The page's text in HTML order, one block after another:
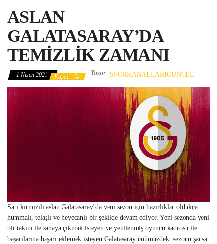
ASLAN
GALATASARAY’DA
TEMİZLİK ZAMANI
1 Nisan 2021 Kapalı Yazar: SPORKANALLARIGUNCEL
Sarı kırmızılı aslan Galatasaray’da yeni sezon için hazırlıklar oldukça
hummalı, telaşlı ve heyecanlı bir şekilde devam ediyor. Yeni sezonda yeni
bir takım ile sahaya çıkmak isteyen ve yenilenmiş oyuncu kadrosu ile
başarılarına başarı eklemek isteyen Galatasaray önümüzdeki sezonu şansa